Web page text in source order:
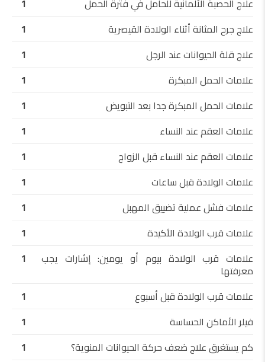
علاج الحصبة الألمانية للحامل في فترة الحمل
1
علاج جرح المثانة أثناء الولادة القيصرية
1
علاج قلة الحيوانات عند الرجل
1
علامات الحمل المبكرة
1
علامات الحمل المبكرة جدا بعد التبويض
1
علامات العقم عند النساء
1
علامات العقم عند النساء قبل الزواج
1
علامات الولادة قبل ساعات
1
علامات فشل عملية تضييق المهبل
1
علامات قرب الولادة الأكيدة
1
علامات قرب الولادة بيوم أو يومين: إشارات يجب
معرفتها
1
علامات قرب الولادة قبل أسبوع
1
فيلر الأماكن الحساسة
1
كم يستغرق علاج ضعف حركة الحيوانات المنوية؟
1